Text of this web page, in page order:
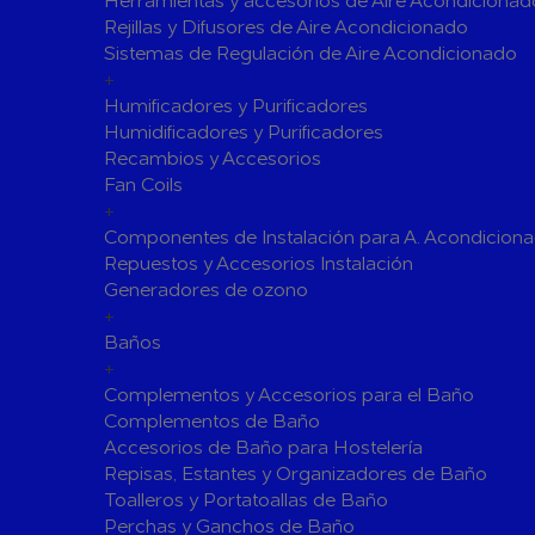
Válvulas para Calefacción
Válvulas Radiador
Válv.
Válvulas de Seguridad
Bombas de calor para ACS
Cocinas
Fregaderos
Grifería de Cocina
Contra Incendios
Accesorios y Grupos Contra Incendios
Energías Renovables
Calderas y estufas de biomasa
Sistemas de Energía Solar Térmica
Estructuras de soporte
Rejillas y Difusores de Aire Acondicionado
Sistemas de Regulación de Aire Acondicionado
+
Humificadores y Purificadores
Humidificadores y Purificadores
Recambios y Accesorios
Fan Coils
+
Componentes de Instalación para A.
Repuestos y Accesorios Instalación
Generadores de ozono
+
Baños
+
Complementos y Accesorios para el Baño
Complementos de Baño
Accesorios de Baño para Hostelería
Repisas, Estantes y Organizadores de Baño
Toalleros y Portatoallas de Baño
Perchas y Ganchos de Baño